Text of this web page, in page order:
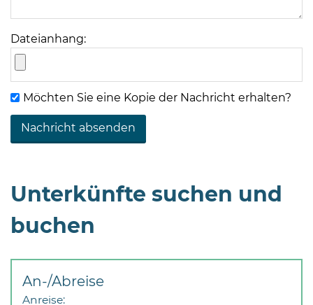
Uhr
und
18
Uhr
sowie
Öffnungszeiten
Vereinbarung.
Dateianhang:
Möchten Sie eine Kopie der Nachricht erhalten?
Unterkünfte suchen und
buchen
An-/Abreise
Anreise: